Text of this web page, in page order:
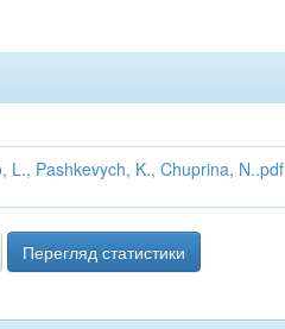
L., Pashkevych, K., Chuprina, N..pdf
Перегляд статистики